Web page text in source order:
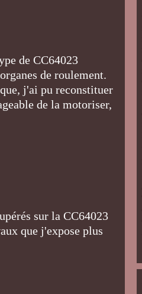
de CC64023
de roulement.
j'ai pu reconstituer
de la motoriser,
sur la CC64023
que j'expose plus